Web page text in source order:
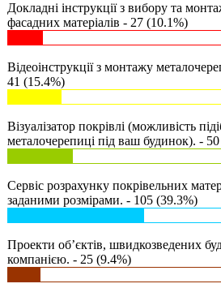
Докладні інструкції з вибору та
фасадних матеріалів - 27 (10.1%)
Відеоінструкції з монтажу
41 (15.4%)
Візуалізатор покрівлі (можливість
металочерепиці під ваш будинок). -
Сервіс розрахунку покрівельних
заданими розмірами. - 105 (39.3%)
Проекти об’єктів, швидкозведених
компанією. - 25 (9.4%)